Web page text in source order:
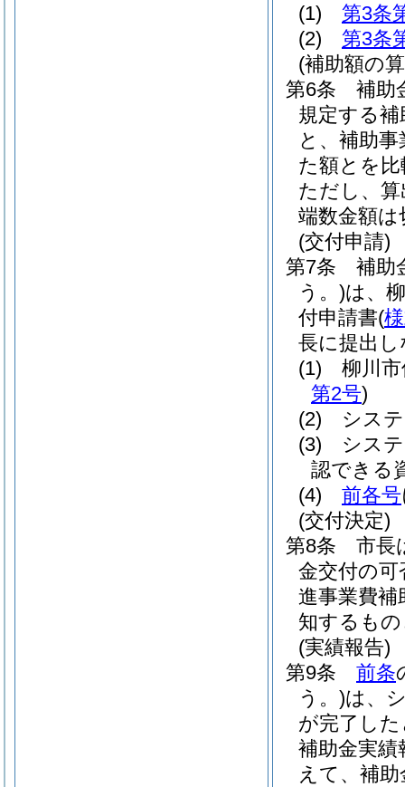
(1)
第3条
(2)
第3条
(補助額の
第6条
補助
規定する
と、補助
た額とを
ただし、
端数金額
(交付申請)
第7条
補助
う。)は、
付申請書(
長に提出
(1)
柳川
第2号)
(2)
シス
(3)
シス
認できる
(4)
前各号
(交付決定)
第8条
市長
金交付の
進事業費補
知するも
(実績報告)
第9条
前条
う。)は、
が完了し
補助金実績
えて、補